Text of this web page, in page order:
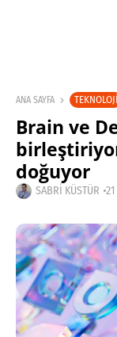
ANA SAYFA TEKNOLOJI
Brain ve
doğuyor
SABRI KÜSTÜR